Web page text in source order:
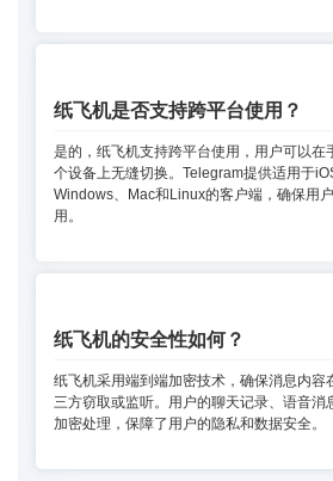
纸飞机是否支持跨平台使用？
是的，纸飞机支持跨平台使用，用户可以在
个设备上无缝切换。Telegram提供适用于
Windows、Mac和Linux的客户端，确保用
用。
纸飞机的安全性如何？
纸飞机采用端到端加密技术，确保消息内容
三方窃取或监听。用户的聊天记录、语音消
加密处理，保障了用户的隐私和数据安全。